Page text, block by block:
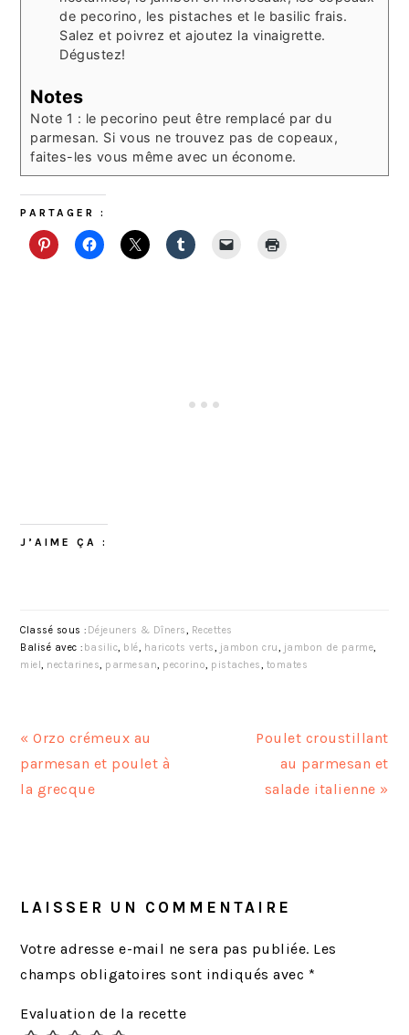
de pecorino, les pistaches et le basilic frais.
Salez et poivrez et ajoutez la vinaigrette.
Dégustez!
Notes
Note 1 : le pecorino peut être remplacé par du
parmesan. Si vous ne trouvez pas de copeaux,
faites-les vous même avec un économe.
PARTAGER :
J’AIME ÇA :
Classé sous : Déjeuners & Dîners
Recettes
Balisé avec : basilic blé haricots verts jambon cru jambon de parme
miel
nectarines parmesan pecorino pistaches tomates
A
r
t
p
r
é
« Orzo crémeux au
parmesan et poulet à
la grecque
A
s
i
Poulet croustillant
au parmesan et
salade italienne »
LECTEUR
LAISSER UN COMMENTAIRE
Votre adresse e-mail ne sera pas publiée. Les
champs obligatoires sont indiqués avec *
Evaluation de la recette